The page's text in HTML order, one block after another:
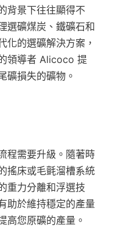
背景下往往顯得不
選礦煤炭、鐵礦石和
化的選礦解決方案，
領導者 Alicoco 提
礦損失的礦物。
程需要升級。隨著時
搖床或毛氈溜槽系統
重力分離和浮選技
助於維持穩定的產量
高您原礦的產量。